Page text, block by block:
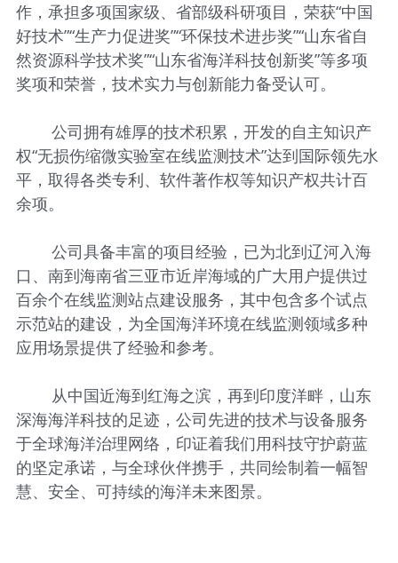
作，承担多项国家级、省部级科研项目，荣获“中国
好技术”“生产力促进奖”“环保技术进步奖”“山东省自
然资源科学技术奖”“山东省海洋科技创新奖”等多项
奖项和荣誉，技术实力与创新能力备受认可。
公司拥有雄厚的技术积累，开发的自主知识产
权“无损伤缩微实验室在线监测技术”达到国际领先水
平，取得各类专利、软件著作权等知识产权共计百
余项。
公司具备丰富的项目经验，已为北到辽河入海
口、南到海南省三亚市近岸海域的广大用户提供过
百余个在线监测站点建设服务，其中包含多个试点
示范站的建设，为全国海洋环境在线监测领域多种
应用场景提供了经验和参考。
从中国近海到红海之滨，再到印度洋畔，山东
深海海洋科技的足迹，公司先进的技术与设备服务
于全球海洋治理网络，印证着我们用科技守护蔚蓝
的坚定承诺，与全球伙伴携手，共同绘制着一幅智
慧、安全、可持续的海洋未来图景。